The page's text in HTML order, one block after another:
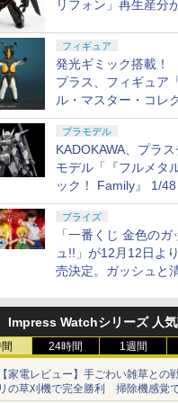
リフォン」再生産分
フィギュア
発光ギミック搭載！
プラス、フィギュア
ル・マスター・コレ
ゼットン リニューア
11月発売
プラモデル
KADOKAWA、プラス
モデル「『フルメタ
ック！ Family』 1/48
ル・レイヴン」の発
発表
プライズ
「一番くじ 金色のガ
ュ!!」が12月12日よ
売決定。ガッシュと
ィギュアで登場
Impress Watchシリーズ 人
24時間 1週間
家電レビュー】手ごわい雑草との
の草刈機で完全勝利 掃除機感覚